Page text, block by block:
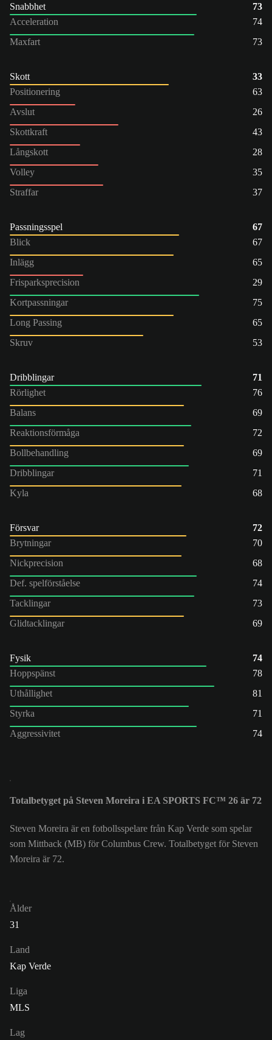
Snabbhet
73
Acceleration
74
Maxfart
73
Skott
33
Positionering
63
Avslut
26
Skottkraft
43
Långskott
28
Volley
35
Straffar
37
Passningsspel
67
Blick
67
Inlägg
65
Frisparksprecision
29
Kortpassningar
75
Long Passing
65
Skruv
53
Dribblingar
71
Rörlighet
76
Balans
69
Reaktionsförmåga
72
Bollbehandling
69
Dribblingar
71
Kyla
68
Försvar
72
Brytningar
70
Nickprecision
68
Def. spelförståelse
74
Tacklingar
73
Glidtacklingar
69
Fysik
74
Hoppspänst
78
Uthållighet
81
Styrka
71
Aggressivitet
74
Totalbetyget på Steven Moreira i EA SPORTS FC™ 26 är 72
Steven Moreira är en fotbollsspelare från Kap Verde som spelar
som Mittback (MB) för Columbus Crew. Totalbetyget för Steven
Moreira är 72.
Ålder
31
Land
Kap Verde
Liga
MLS
Lag